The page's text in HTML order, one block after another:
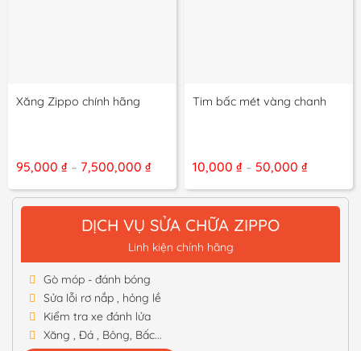
Xăng Zippo chính hãng
95,000 ₫ – 7,500,000 ₫Khoảng
từ
95,000 ₫
đến
7,500,000 ₫
Tim bấc mét vàng chanh
10,000 ₫ – 50,000 ₫Khoảng
từ
10,000 ₫
DỊCH VỤ SỬA CHỮA ZIPPO
Linh kiện chính hãng
Gò móp - đánh bóng
Sửa lỗi rơ nắp , hỏng lề
Kiểm tra xe đánh lửa
Xăng , Đá , Bông, Bấc...